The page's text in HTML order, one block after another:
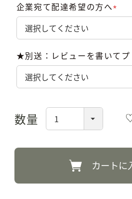
企業宛て配達希望の方へ
★別送：レビューを書いてプ
カートに